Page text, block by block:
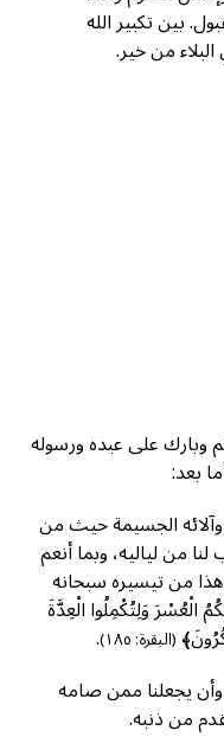
بين تكبير الله
من خير.
وبارك على عبده ورسوله
بعد:
الجسيمة حيث من
من لياليه، وبما أنعم
من تيسيره سبحانه
الْعُسْرَ وَلِتُكْمِلُوا الْعِدَّةَ
(البقرة: ١٨٥)
.
يجعلنا ممن صامه
من ذنبه.